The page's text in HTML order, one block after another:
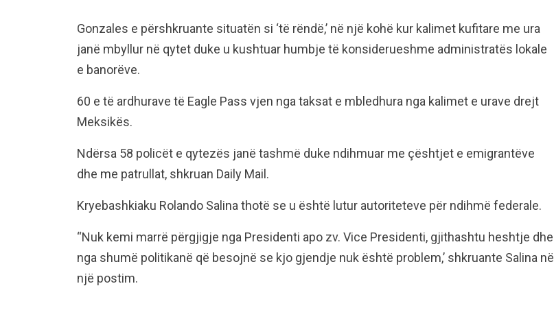
Gonzales e përshkruante situatën si ‘të rëndë,’ në një kohë kur kalimet kufitare me ura
janë mbyllur në qytet duke u kushtuar humbje të konsiderueshme administratës lokale
e banorëve.
60 e të ardhurave të Eagle Pass vjen nga taksat e mbledhura nga kalimet e urave drejt
Meksikës.
Ndërsa 58 policët e qytezës janë tashmë duke ndihmuar me çështjet e emigrantëve
dhe me patrullat, shkruan Daily Mail.
Kryebashkiaku Rolando Salina thotë se u është lutur autoriteteve për ndihmë federale.
“Nuk kemi marrë përgjigje nga Presidenti apo zv. Vice Presidenti, gjithashtu heshtje dhe
nga shumë politikanë që besojnë se kjo gjendje nuk është problem,’ shkruante Salina në
një postim.